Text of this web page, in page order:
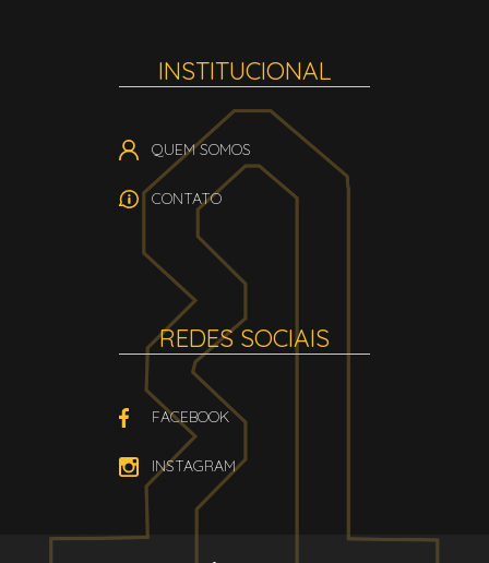
INSTITUCIONAL
QUEM SOMOS
CONTATO
REDES SOCIAIS
FACEBOOK
INSTAGRAM